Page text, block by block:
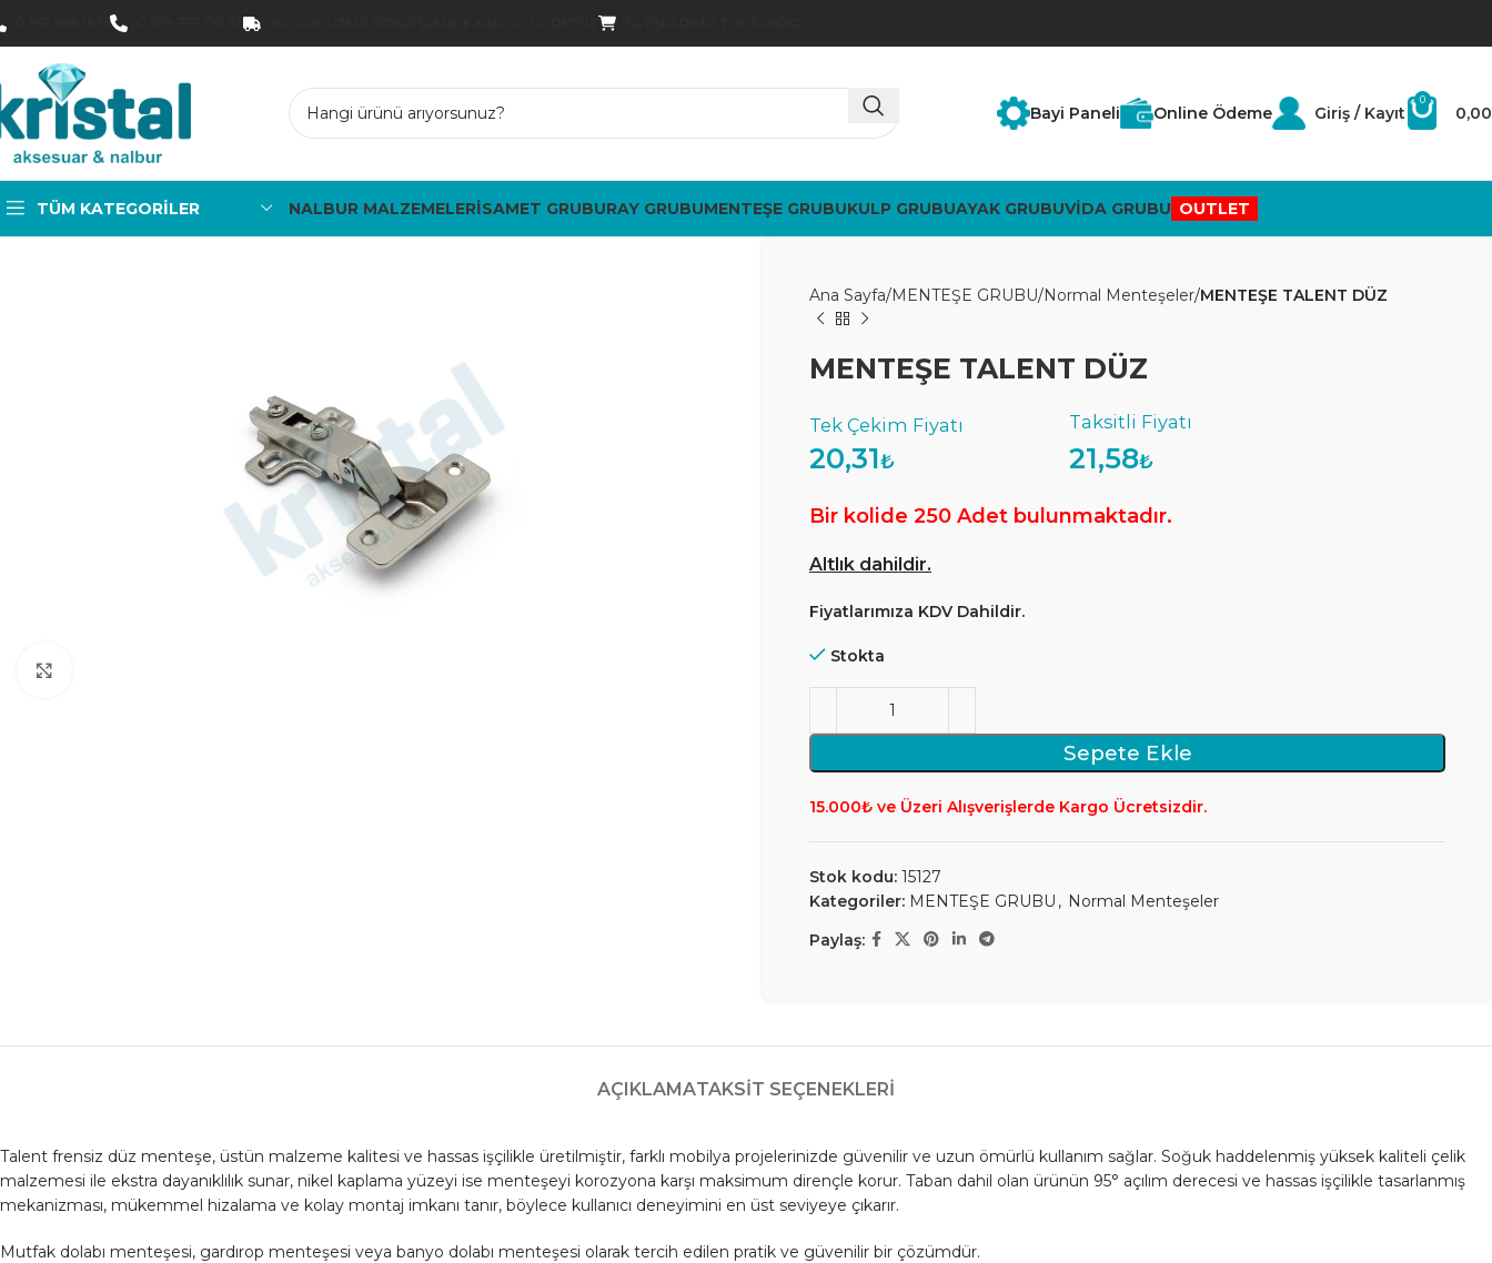
Bayi Paneli Online Ödeme Giriş / Kayıt
0
0,00
TÜM KATEGORILER NALBUR MALZEMELERİSAMET GRUBURAY GRUBUMENTEŞE GRUBUKULP GRUBUAYAK GRUBUVİDA GRUBU OUTLET
Ana Sayfa MENTEŞE GRUBU Normal Menteşeler MENTEŞE TALENT DÜZ
MENTEŞE TALENT DÜZ
20,31₺ 21,58₺
Bir kolide 250 Adet bulunmaktadır.
Altlık dahildir.
Fiyatlarımıza KDV Dahildir.
Stokta
Sepete Ekle
15.000₺ ve Üzeri Alışverişlerde Kargo Ücretsizdir.
Stok kodu: 15127
Kategoriler: MENTEŞE GRUBU , Normal Menteşeler
Paylaş:
AÇIKLAMATAKSIT SEÇENEKLERI
Talent frensiz düz menteşe, üstün malzeme kalitesi ve hassas işçilikle üretilmiştir, farklı mobilya projelerinizde güvenilir ve uzun ömürlü kullanım sağlar. Soğuk haddelenmiş yüksek kaliteli çelik
malzemesi ile ekstra dayanıklılık sunar, nikel kaplama yüzeyi ise menteşeyi korozyona karşı maksimum dirençle korur. Taban dahil olan ürünün 95° açılım derecesi ve hassas işçilikle tasarlanmış
mekanizması, mükemmel hizalama ve kolay montaj imkanı tanır, böylece kullanıcı deneyimini en üst seviyeye çıkarır.
Mutfak dolabı menteşesi, gardırop menteşesi veya banyo dolabı menteşesi olarak tercih edilen pratik ve güvenilir bir çözümdür.